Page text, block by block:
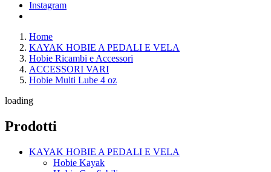
Instagram
Home
KAYAK HOBIE A PEDALI E VELA
Hobie Ricambi e Accessori
ACCESSORI VARI
Hobie Multi Lube 4 oz
loading
Prodotti
KAYAK HOBIE A PEDALI E VELA
Hobie Kayak